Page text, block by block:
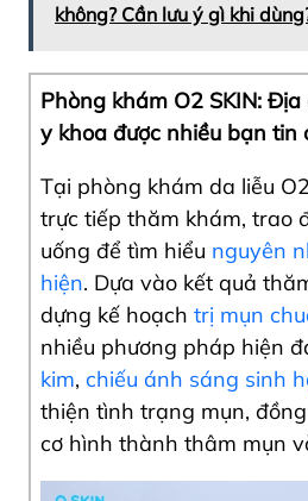
không? Cần lưu ý gì khi
Phòng khám O2 SKIN:
y khoa được nhiều bạn tin
Tại phòng khám da liễu
trực tiếp thăm khám, trao
uống để tìm hiểu nguyên
hiện. Dựa vào kết quả
dựng kế hoạch trị mụn
nhiều phương pháp hiện
kim, chiếu ánh sáng sinh
thiện tình trạng mụn,
cơ hình thành thâm mụn